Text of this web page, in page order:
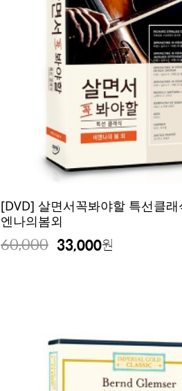
[DVD] 살면서꼭봐야할 특선클
엔나의봄외
60,000 33,000원